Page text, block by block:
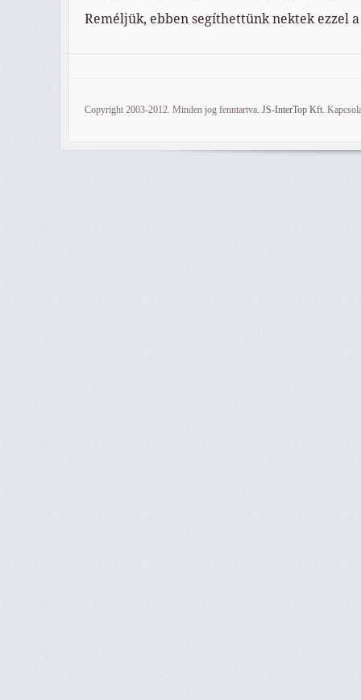
Reméljük, ebben segíthettünk nektek ezzel
Copyright 2003-2012. Minden jog fenntartva. JS-InterTop Kft.